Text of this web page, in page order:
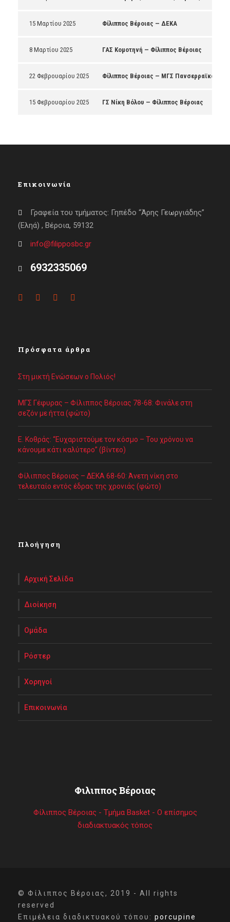
15 Μαρτίου 2025 Φίλιππος Βέροιας — ΔΕΚΑ
8 Μαρτίου 2025 ΓΑΣ Κομοτηνή — Φίλιππος Βέροιας
22 Φεβρουαρίου 2025 Φίλιππος Βέροιας — ΜΓΣ Πανσερραϊκός
15 Φεβρουαρίου 2025 ΓΣ Νίκη Βόλου — Φίλιππος Βέροιας
Επικοινωνία
Γραφεία του τμήματος: Γηπέδο “Άρης Γεωργιάδης”
(Εληά) , Βέροια, 59132
info@filipposbc.gr
6932335069
Πρόσφατα άρθρα
Στη μικτή Ενώσεων ο Πολιός!
ΜΓΣ Γέφυρας – Φίλιππος Βέροιας 78-68: Φινάλε στη
σεζόν με ήττα (φώτο)
Ε. Κοθράς: “Ευχαριστούμε τον κόσμο – Του χρόνου να
κάνουμε κάτι καλύτερο” (βίντεο)
Φίλιππος Βέροιας – ΔΕΚΑ 68-60: Άνετη νίκη στο
τελευταίο εντός έδρας της χρονιάς (φώτο)
Πλοήγηση
Αρχική Σελίδα
Διοίκηση
Ομάδα
Ρόστερ
Χορηγοί
Επικοινωνία
Φιλιππος Βέροιας
Φίλιππος Βέροιας - Τμήμα Basket - Ο επίσημος
διαδιακτυακός τόπος
© Φίλιππος Βέροιας, 2019 - All rights
reserved
Επιμέλεια διαδικτυακού τόπου: porcupine